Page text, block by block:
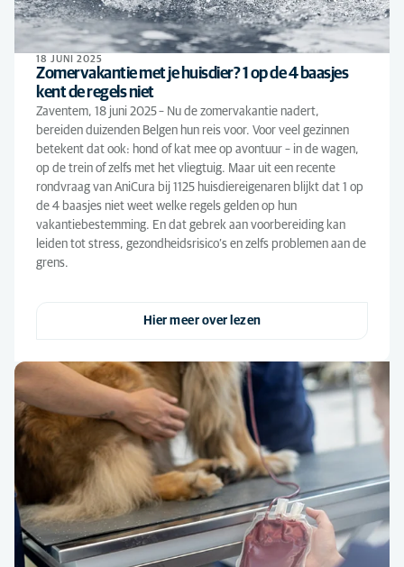
18 JUNI 2025
Zomervakantie met je huisdier? 1 op de 4 baasjes
kent de regels niet
Zaventem, 18 juni 2025 – Nu de zomervakantie nadert,
bereiden duizenden Belgen hun reis voor. Voor veel gezinnen
betekent dat ook: hond of kat mee op avontuur – in de wagen,
op de trein of zelfs met het vliegtuig. Maar uit een recente
rondvraag van AniCura bij 1125 huisdiereigenaren blijkt dat 1 op
de 4 baasjes niet weet welke regels gelden op hun
vakantiebestemming. En dat gebrek aan voorbereiding kan
leiden tot stress, gezondheidsrisico’s en zelfs problemen aan de
grens.
Hier meer over lezen